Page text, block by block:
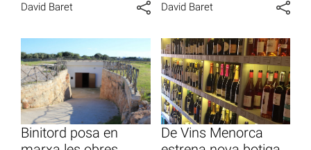
David Baret David Baret
Binitord posa en
De Vins Menorca